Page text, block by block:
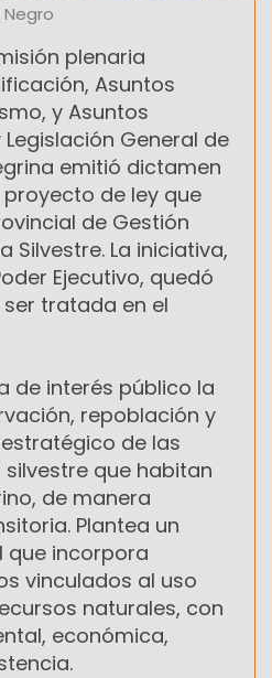
Negro
plenaria
Asuntos
y Asuntos
General de
emitió dictamen
de ley que
de Gestión
Silvestre. La iniciativa,
Ejecutivo, quedó
tratada en el
de interés público la
repoblación y
de las
que habitan
de manera
Plantea un
que incorpora
vinculados al uso
naturales, con
económica,